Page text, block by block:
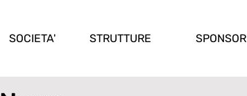
SOCIETA' STRUTTURE SPONSOR